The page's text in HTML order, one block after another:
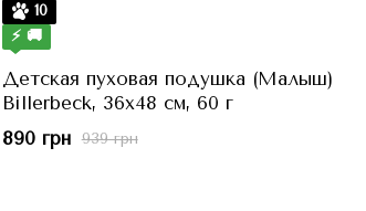
10
⚡ 🚚
Детская пуховая подушка (Малыш)
Billerbeck, 36x48 см, 60 г
939 грн
890 грн